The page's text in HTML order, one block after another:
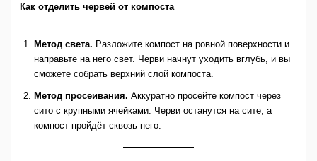
Как отделить червей от компоста
Метод света. Разложите компост на ровной поверхности и
направьте на него свет. Черви начнут уходить вглубь, и вы
сможете собрать верхний слой компоста.
Метод просеивания. Аккуратно просейте компост через
сито с крупными ячейками. Черви останутся на сите, а
компост пройдёт сквозь него.